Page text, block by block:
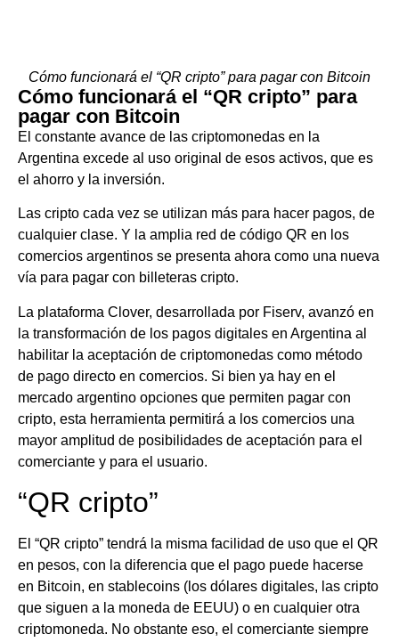
Cómo funcionará el “QR cripto” para pagar con Bitcoin
Cómo funcionará el “QR cripto” para
pagar con Bitcoin
El constante avance de las criptomonedas en la
Argentina excede al uso original de esos activos, que es
el ahorro y la inversión.
Las cripto cada vez se utilizan más para hacer pagos, de
cualquier clase. Y la amplia red de código QR en los
comercios argentinos se presenta ahora como una nueva
vía para pagar con billeteras cripto.
La plataforma Clover, desarrollada por Fiserv, avanzó en
la transformación de los pagos digitales en Argentina al
habilitar la aceptación de criptomonedas como método
de pago directo en comercios. Si bien ya hay en el
mercado argentino opciones que permiten pagar con
cripto, esta herramienta permitirá a los comercios una
mayor amplitud de posibilidades de aceptación para el
comerciante y para el usuario.
“QR cripto”
El “QR cripto” tendrá la misma facilidad de uso que el QR
en pesos, con la diferencia que el pago puede hacerse
en Bitcoin, en stablecoins (los dólares digitales, las cripto
que siguen a la moneda de EEUU) o en cualquier otra
criptomoneda. No obstante eso, el comerciante siempre